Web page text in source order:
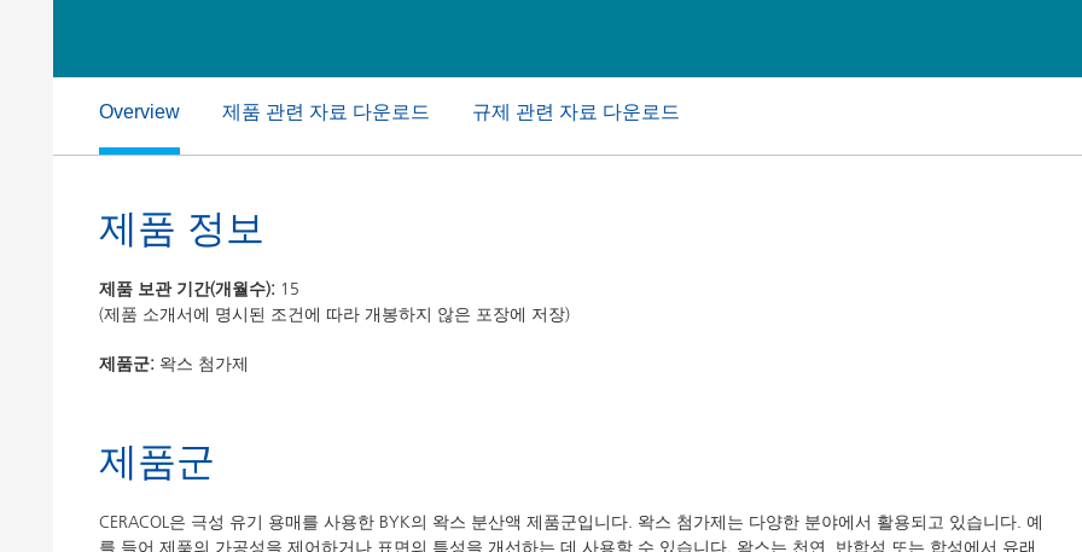
Overview 제품 관련 자료 다운로드 규제 관련 자료 다운로드
제품 정보
제품 보관 기간(개월수): 15
(제품 소개서에 명시된 조건에 따라 개봉하지 않은 포장에 저장)
제품군: 왁스 첨가제
제품군
CERACOL은 극성 유기 용매를 사용한 BYK의 왁스 분산액 제품군입니다. 왁스 첨가제는 다양한 분야에서 활용되고 있습니다. 예
를 들어 제품의 가공성을 제어하거나 표면의 특성을 개선하는 데 사용할 수 있습니다. 왁스는 천연, 반합성 또는 합성에서 유래